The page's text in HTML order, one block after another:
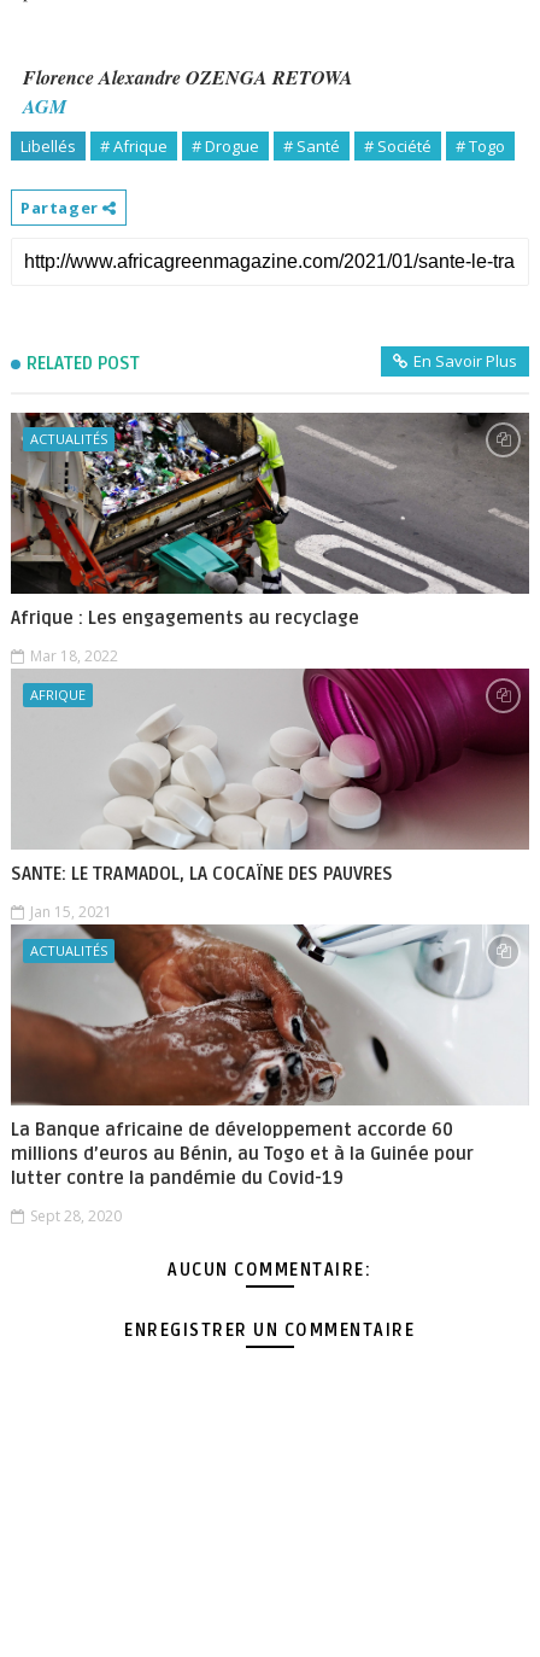
Florence Alexandre OZENGA RETOWA
AGM
Libellés # Afrique # Drogue # Santé # Société # Togo
Partager
RELATED POST En Savoir Plus
ACTUALITÉS
Afrique : Les engagements au recyclage
Mar 18, 2022
AFRIQUE
SANTE: LE TRAMADOL, LA COCAÏNE DES PAUVRES
Jan 15, 2021
ACTUALITÉS
La Banque africaine de développement accorde 60
millions d’euros au Bénin, au Togo et à la Guinée pour
lutter contre la pandémie du Covid-19
Sept 28, 2020
AUCUN COMMENTAIRE:
ENREGISTRER UN COMMENTAIRE